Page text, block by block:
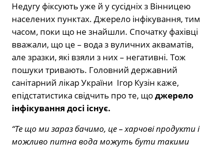
Недугу фіксують уже й у сусідніх з Вінницею
населених пунктах. Джерело інфікування, тим
часом, поки що не знайшли. Спочатку фахівці
вважали, що це – вода з вуличних акваматів,
але зразки, які взяли з них – негативні. Тож
пошуки тривають. Головний державний
санітарний лікар України Ігор Кузін каже,
епідстатистика свідчить про те, щоджерело
інфікування досі існує.
“Те що ми зараз бачимо, це – харчові продукти і
можливо питна вода можуть бути такими